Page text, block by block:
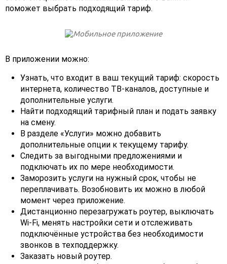
поможет выбрать подходящий тариф.
В приложении можно:
Узнать, что входит в ваш текущий тариф: скорость
интернета, количество ТВ-каналов, доступные и
дополнительные услуги.
Найти подходящий тарифный план и подать заявку
на смену.
В разделе «Услуги» можно добавить
дополнительные опции к текущему тарифу.
Следить за выгодными предложениями и
подключать их по мере необходимости.
Заморозить услуги на нужный срок, чтобы не
переплачивать. Возобновить их можно в любой
момент через приложение.
Дистанционно перезагружать роутер, выключать
Wi-Fi, менять настройки сети и отслеживать
подключённые устройства без необходимости
звонков в техподдержку.
Заказать новый роутер.